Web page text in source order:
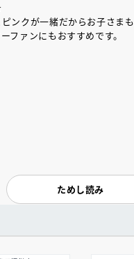
ンクが一緒だからお子さま
ファンにもおすすめです。
ためし読み